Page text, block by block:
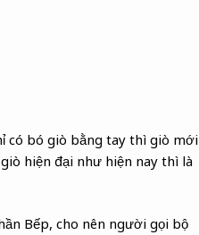
có bó giò bằng tay thì giò mới
hiện đại như hiện nay thì là
Bếp, cho nên người gọi bộ